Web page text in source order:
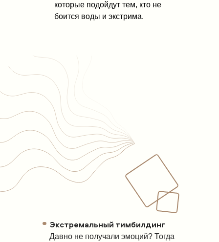
которые подойдут тем, кто не
боится воды и экстрима.
Экстремальный тимбилдинг
Давно не получали эмоций? Тогда